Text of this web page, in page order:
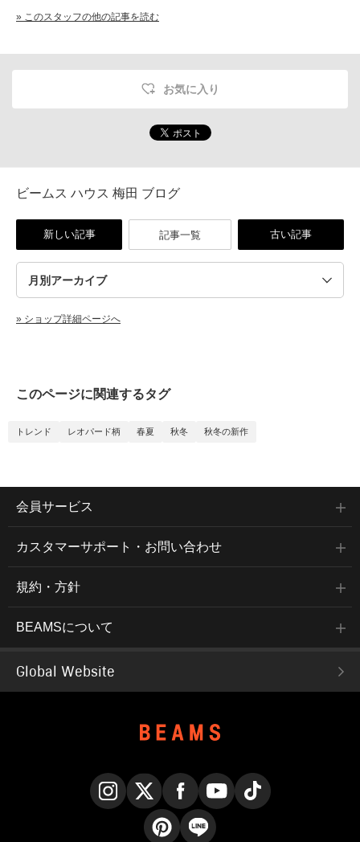
» このスタッフの他の記事を読む
お気に入り
ビームス ハウス 梅田 ブログ
新しい記事 記事一覧 古い記事
» ショップ詳細ページへ
このページに関連するタグ
トレンド レオパード柄 春夏 秋冬 秋冬の新作
会員サービス
カスタマーサポート・お問い合わせ
規約・方針
BEAMSについて
Global Website